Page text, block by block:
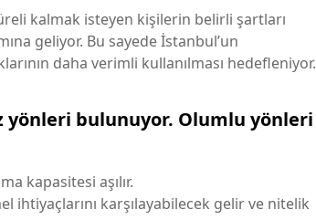
kalmak isteyen kişilerin belirli şartları
geliyor. Bu sayede İstanbul’un
daha verimli kullanılması hedefleniyor.
yönleri bulunuyor. Olumlu yönleri
kapasitesi aşılır.
ihtiyaçlarını karşılayabilecek gelir ve nitelik